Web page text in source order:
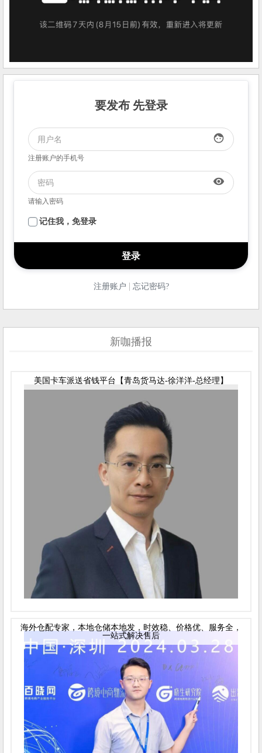
要发布 先登录
face
注册账户的手机号
visibility
请输入密码
记住我，免登录
注册账户 | 忘记密码?
新咖播报
美国卡车派送省钱平台【青岛货马达-徐洋洋-总经理】
海外仓配专家，本地仓储本地发，时效稳、价格优、服务全，
一站式解决售后